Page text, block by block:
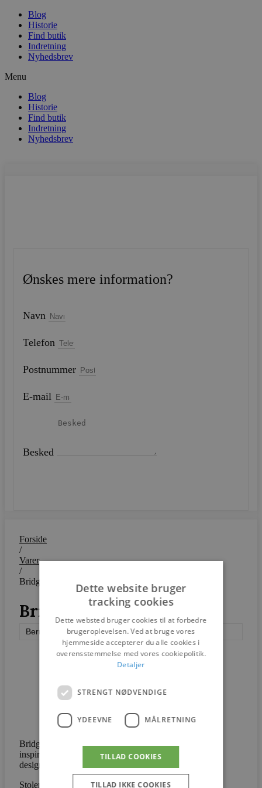
Blog
Historie
Find butik
Indretning
Nyhedsbrev
Menu
Blog
Historie
Find butik
Indretning
Nyhedsbrev
Ønskes mere information?
Navn
Telefon
Postnummer
E-mail
Besked
Forside
/
Varer
/
Bridge Armstol
Bridge Armstol
Bernstorffsminde Møbelfabrik
Bridge armstol, er en stol med en strømlinet form, med
inspiration fra den funktionelle skønhed i skandinavisk
design og søger at opnå enkelhed.
Stolens ramme er konstrueret af massivt træ og har en
Dette website bruger
tracking cookies
Dette websted bruger cookies til at forbedre
brugeroplevelsen. Ved at bruge vores
hjemmeside accepterer du alle cookies i
overensstemmelse med vores cookiepolitik.
Detaljer
STRENGT NØDVENDIGE
YDEEVNE MÅLRETNING
TILLAD COOKIES
TILLAD IKKE COOKIES